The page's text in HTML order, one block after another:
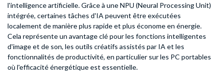
l'intelligence artificielle. Grâce à une NPU (Neural Processing Unit)
intégrée, certaines tâches d'IA peuvent être exécutées
localement de manière plus rapide et plus économe en énergie.
Cela représente un avantage clé pour les fonctions intelligentes
d'image et de son, les outils créatifs assistés par IA et les
fonctionnalités de productivité, en particulier sur les PC portables
où l'efficacité énergétique est essentielle.